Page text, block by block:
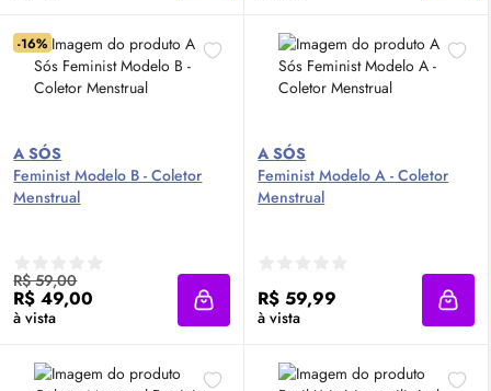
-16%
A SÓS
Feminist Modelo B - Coletor
Menstrual
R$ 59,00
R$ 49,00
à vista Adicionar à sacola
A SÓS
Feminist Modelo A - Coletor
Menstrual
R$ 59,99
à vista